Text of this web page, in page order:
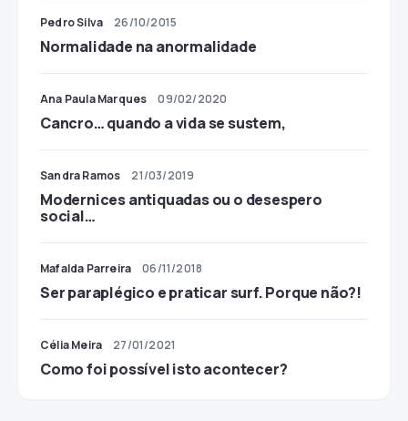
Pedro Silva 26/10/2015
Normalidade na anormalidade
Ana Paula Marques 09/02/2020
Cancro… quando a vida se sustem,
Sandra Ramos 21/03/2019
Modernices antiquadas ou o desespero
social…
Mafalda Parreira 06/11/2018
Ser paraplégico e praticar surf. Porque não?!
Célia Meira 27/01/2021
Como foi possível isto acontecer?